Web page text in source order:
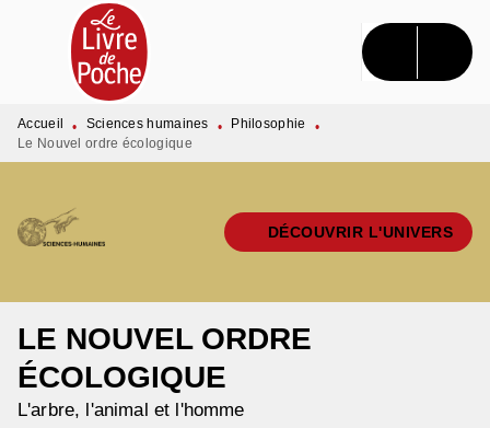
MENU RECHERCHE CONTENU
PIED DE PAGE
Accueil • Sciences humaines • Philosophie
•
Le Nouvel ordre écologique
DÉCOUVRIR L'UNIVERS
LE NOUVEL ORDRE
ÉCOLOGIQUE
L'arbre, l'animal et l'homme